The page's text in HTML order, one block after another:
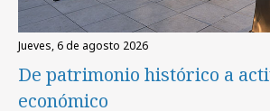
jueves, 6 de agosto 2026
De patrimonio histórico a
económico